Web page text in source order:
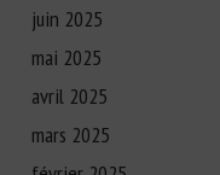
juin 2025
mai 2025
avril 2025
mars 2025